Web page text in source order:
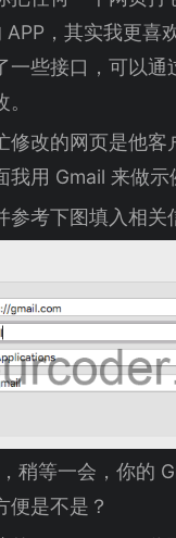
，其实我更喜
一些接口，可以
修改的网页是他客
用 Gmail 来做示
参考下图填入相关
稍等一会，你的
便是不是？